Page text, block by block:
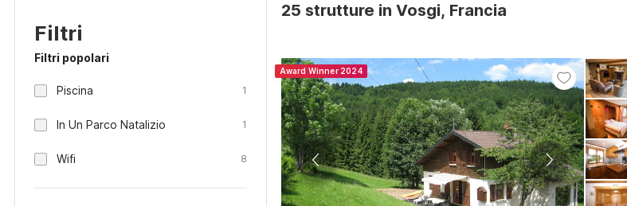
Filtri
Filtri popolari
Piscina 1
In Un Parco Natalizio 1
Wifi 8
25 strutture in Vosgi, Francia
Award Winner 2024